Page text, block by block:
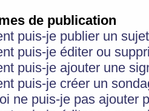
de publication
puis-je publier un
puis-je éditer ou
puis-je ajouter une
puis-je créer un
ne puis-je pas ajouter